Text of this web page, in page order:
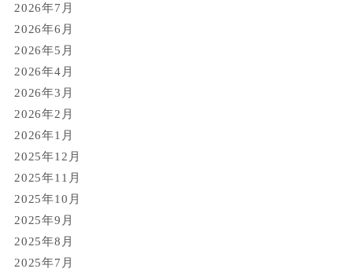
2026年7月
2026年6月
2026年5月
2026年4月
2026年3月
2026年2月
2026年1月
2025年12月
2025年11月
2025年10月
2025年9月
2025年8月
2025年7月